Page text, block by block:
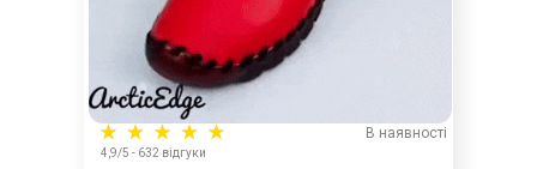
В наявності
4,9/5 - 632 відгуки